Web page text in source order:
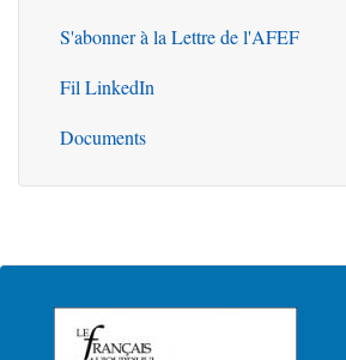
S'abonner à la Lettre de l'AFEF
Fil LinkedIn
Documents